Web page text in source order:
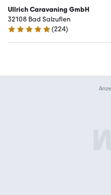
Ullrich Caravaning GmbH
32108 Bad Salzuflen
4.9 Sterne
(224)